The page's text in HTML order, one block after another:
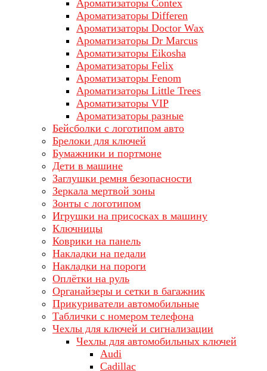
Ароматизаторы Contex
Ароматизаторы Differen
Ароматизаторы Doctor Wax
Ароматизаторы Dr Marcus
Ароматизаторы Eikosha
Ароматизаторы Felix
Ароматизаторы Fenom
Ароматизаторы Little Trees
Ароматизаторы VIP
Ароматизаторы разные
Бейсболки с логотипом авто
Брелоки для ключей
Бумажники и портмоне
Дети в машине
Заглушки ремня безопасности
Зеркала мертвой зоны
Зонты с логотипом
Игрушки на присосках в машину
Ключницы
Коврики на панель
Накладки на педали
Накладки на пороги
Оплётки на руль
Органайзеры и сетки в багажник
Прикуриватели автомобильные
Таблички с номером телефона
Чехлы для ключей и сигнализации
Чехлы для автомобильных ключей
Audi
Cadillac